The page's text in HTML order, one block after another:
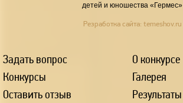
детей и юношества «Гермес»
Резработка сайта: temeshov.ru
Задать вопрос
О конкурсе
Конкурсы
Галерея
Оставить отзыв
Результаты